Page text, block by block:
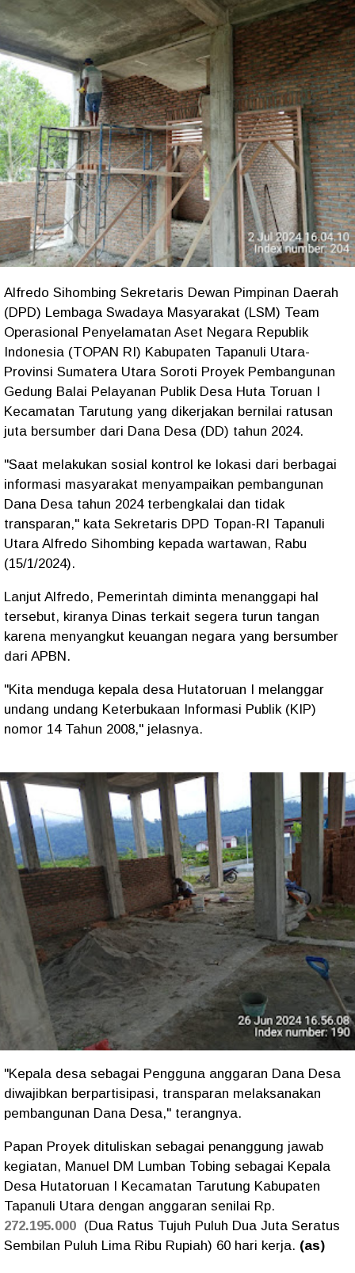
Alfredo Sihombing Sekretaris Dewan Pimpinan Daerah
(DPD) Lembaga Swadaya Masyarakat (LSM) Team
Operasional Penyelamatan Aset Negara Republik
Indonesia (TOPAN RI) Kabupaten Tapanuli Utara-
Provinsi Sumatera Utara Soroti Proyek Pembangunan
Gedung Balai Pelayanan Publik Desa Huta Toruan I
Kecamatan Tarutung yang dikerjakan bernilai ratusan
juta bersumber dari Dana Desa (DD) tahun 2024.
"Saat melakukan sosial kontrol ke lokasi dari berbagai
informasi masyarakat menyampaikan pembangunan
Dana Desa tahun 2024 terbengkalai dan tidak
transparan," kata Sekretaris DPD Topan-RI Tapanuli
Utara Alfredo Sihombing kepada wartawan, Rabu
(15/1/2024).
Lanjut Alfredo, Pemerintah diminta menanggapi hal
tersebut, kiranya Dinas terkait segera turun tangan
karena menyangkut keuangan negara yang bersumber
dari APBN.
"Kita menduga kepala desa Hutatoruan I melanggar
undang undang Keterbukaan Informasi Publik (KIP)
nomor 14 Tahun 2008," jelasnya.
"Kepala desa sebagai Pengguna anggaran Dana Desa
diwajibkan berpartisipasi, transparan melaksanakan
pembangunan Dana Desa," terangnya.
Papan Proyek dituliskan sebagai penanggung jawab
kegiatan, Manuel DM Lumban Tobing sebagai Kepala
Desa Hutatoruan I Kecamatan Tarutung Kabupaten
Tapanuli Utara dengan anggaran senilai Rp.
272.195.000 (Dua Ratus Tujuh Puluh Dua Juta Seratus
Sembilan Puluh Lima Ribu Rupiah) 60 hari kerja. (as)